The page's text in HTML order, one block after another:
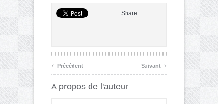
Share
‹ Précédent Suivant ›
A propos de l'auteur